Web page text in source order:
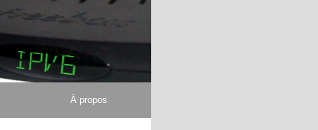
À propos